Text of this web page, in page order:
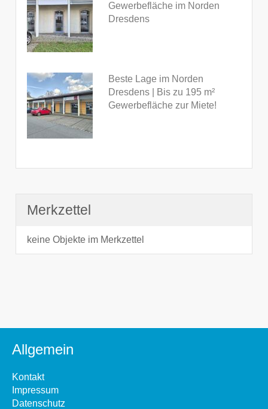
Gewerbefläche im Norden
Dresdens
Beste Lage im Norden
Dresdens | Bis zu 195 m²
Gewerbefläche zur Miete!
Merkzettel
keine Objekte im Merkzettel
Allgemein
Kontakt
Impressum
Datenschutz